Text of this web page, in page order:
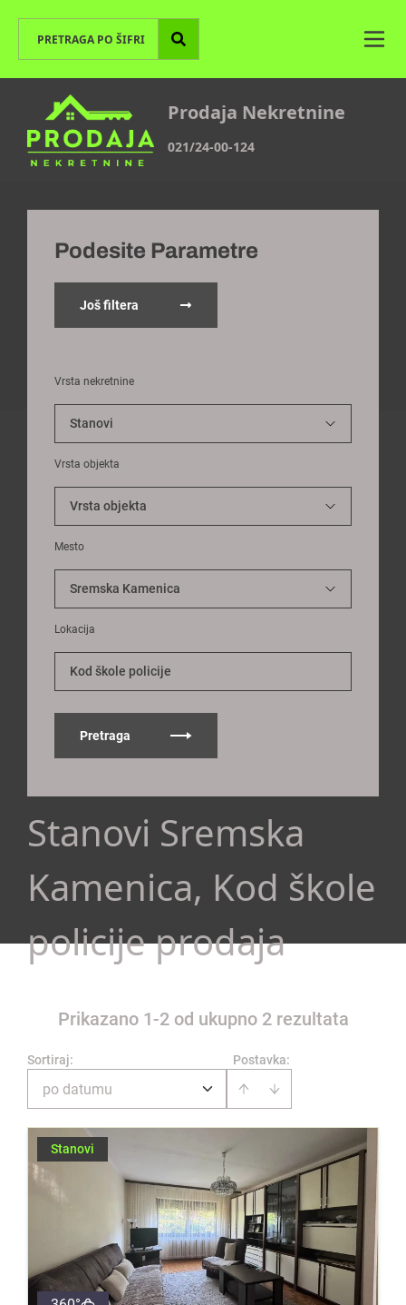
Prodaja Nekretnine
021/24-00-124
Podesite Parametre
Još filtera
Vrsta nekretnine
Vrsta objekta
Mesto
Lokacija
Kod škole policije
Pretraga
Stanovi Sremska
Kamenica, Kod škole
policije prodaja
Prikazano 1-2 od ukupno 2 rezultata
Postavka:
Sortiraj:
po datumu
Stanovi